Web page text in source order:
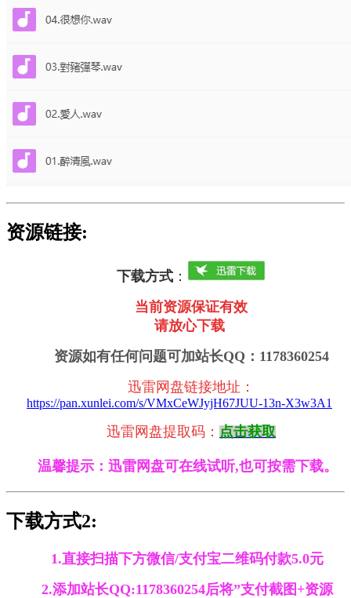
资源链接:
下载方式 ：
当前资源保证有效
请放心下载
资源如有任何问题可加站长QQ：1178360254
迅雷网盘链接地址 ：
https://pan.xunlei.com/s/VMxCeWJyjH67JUU-13n-X3w3A1
迅雷 网盘提取码： 点击获取
温馨提示：迅雷网盘可在线试听,也可按需下载。
下载方式2:
1.直接扫描下方微信/支付宝二维码付款5.0元
2.添加站长QQ:1178360254后将”支付截图+资源